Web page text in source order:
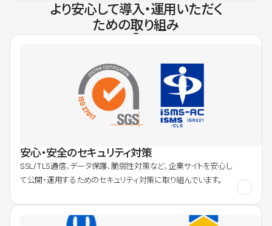
より安心して導入・運用いただく
ための取り組み
安心・安全のセキュリティ対策
SSL/TLS通信、データ保護、脆弱性対策など、企業サイトを安心し
て公開・運用するためのセキュリティ対策に取り組んでいます。